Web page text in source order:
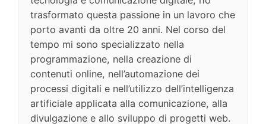
trasformato questa passione in un lavoro che
porto avanti da oltre 20 anni. Nel corso del
tempo mi sono specializzato nella
programmazione, nella creazione di
contenuti online, nell’automazione dei
processi digitali e nell’utilizzo dell’intelligenza
artificiale applicata alla comunicazione, alla
divulgazione e allo sviluppo di progetti web.